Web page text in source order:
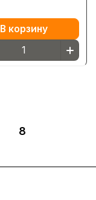
В корзину
8